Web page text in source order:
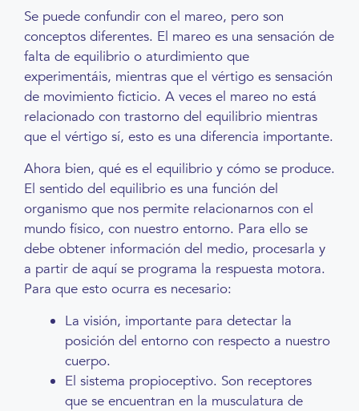
Se puede confundir con el mareo, pero son
conceptos diferentes. El mareo es una sensación de
falta de equilibrio o aturdimiento que
experimentáis, mientras que el vértigo es sensación
de movimiento ficticio. A veces el mareo no está
relacionado con trastorno del equilibrio mientras
que el vértigo sí, esto es una diferencia importante.
Ahora bien, qué es el equilibrio y cómo se produce.
El sentido del equilibrio es una función del
organismo que nos permite relacionarnos con el
mundo físico, con nuestro entorno. Para ello se
debe obtener información del medio, procesarla y
a partir de aquí se programa la respuesta motora.
Para que esto ocurra es necesario:
La visión, importante para detectar la
posición del entorno con respecto a nuestro
cuerpo.
El sistema propioceptivo. Son receptores
que se encuentran en la musculatura de